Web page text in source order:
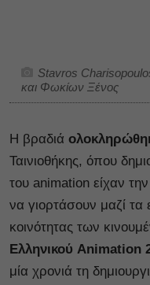
Stavros
και Φωκίων Ξένος
Η βραδιά
Ταινιοθήκης, όπου
του animation είχαν
να γιορτάσουν μαζί τα
κοινότητας των
Ελληνικού Animation
μία χρονιά τη